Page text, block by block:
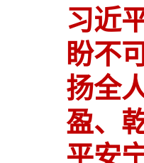
习近
盼不
扬全
盈、
平安